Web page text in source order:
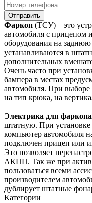
Отправить
Фаркоп (ТСУ) – это
автомобиля с прицепом
оборудования на
устанавливаются в
дополнительных
Очень часто при
бампера в местах
автомобиля. При выборе
на тип крюка, на
Электрика для фаркопа
штатную. При установке
компьютер автомобиля
подключен прицеп или
Это позволяет
АКПП. Так же при
пользоваться всеми
производителем
дублирует штатные
Категории